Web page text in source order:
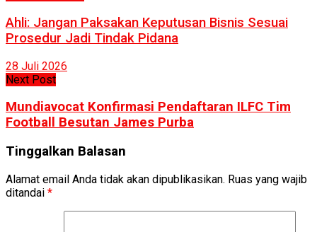
Ahli: Jangan Paksakan Keputusan Bisnis Sesuai
Prosedur Jadi Tindak Pidana
28 Juli 2026
Next Post
Mundiavocat Konfirmasi Pendaftaran ILFC Tim
Football Besutan James Purba
Tinggalkan Balasan
Alamat email Anda tidak akan dipublikasikan. Ruas yang wajib
ditandai *